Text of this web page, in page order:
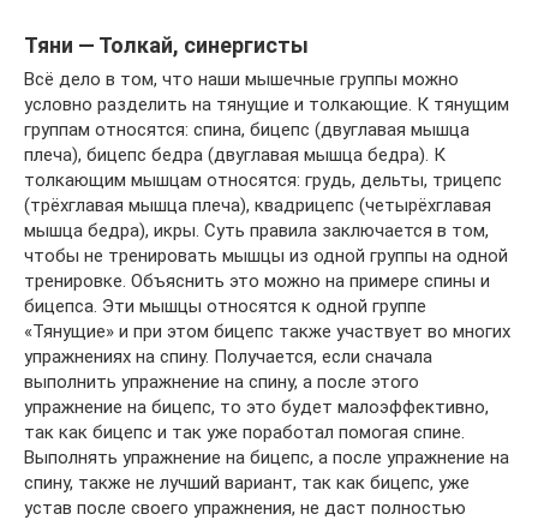
Тяни — Толкай, синергисты
Всё дело в том, что наши мышечные группы можно
условно разделить на тянущие и толкающие. К тянущим
группам относятся: спина, бицепс (двуглавая мышца
плеча), бицепс бедра (двуглавая мышца бедра). К
толкающим мышцам относятся: грудь, дельты, трицепс
(трёхглавая мышца плеча), квадрицепс (четырёхглавая
мышца бедра), икры. Суть правила заключается в том,
чтобы не тренировать мышцы из одной группы на одной
тренировке. Объяснить это можно на примере спины и
бицепса. Эти мышцы относятся к одной группе
«Тянущие» и при этом бицепс также участвует во многих
упражнениях на спину. Получается, если сначала
выполнить упражнение на спину, а после этого
упражнение на бицепс, то это будет малоэффективно,
так как бицепс и так уже поработал помогая спине.
Выполнять упражнение на бицепс, а после упражнение на
спину, также не лучший вариант, так как бицепс, уже
устав после своего упражнения, не даст полностью